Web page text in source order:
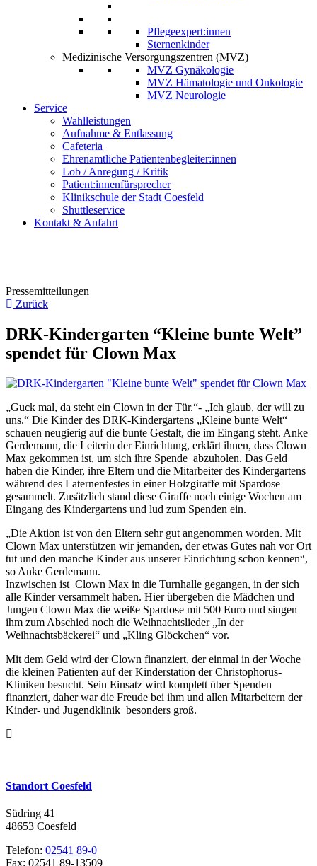
Pflegeexpert:innen
Sternenkinder
Medizinische Versorgungszentren (MVZ)
MVZ Gynäkologie
MVZ Hämatologie und Onkologie
MVZ Neurologie
Service
Wahlleistungen
Aufnahme & Entlassung
Cafeteria
Ehrenamtliche Patientenbegleiter:innen
Lob / Anregung / Kritik
Patient:innenfürsprecher
Klinikschule der Stadt Coesfeld
Shuttleservice
Kontakt & Anfahrt
Pressemitteilungen
Zurück
DRK-Kindergarten “Kleine bunte Welt”
spendet für Clown Max
„Guck mal, da steht ein Clown in der Tür.“- „Ich glaub, der will zu
uns.“ Die Kinder des DRK-Kindergartens „Kleine bunte Welt“
schauen neugierig auf die bunte Gestalt, die im Eingang steht. Anke
Gerdemann, die Leiterin der Einrichtung, erklärt ihnen, dass Clown
Max gekommen ist, um sich ihre Spende abzuholen. Das Geld
haben die Kinder, ihre Eltern und die Mitarbeiter des Kindergartens
während des Laternenfestes in einer Holzgiraffe mit Spardose
gesammelt. Zusätzlich stand diese Giraffe noch einige Wochen am
Eingang des Kindergartens und lud zum Spenden ein.
„Die Aktion ist von den Eltern sehr gut angenommen worden. Mit
Clown Max unterstützen wir jemanden, der etwas Gutes nah vor Ort
tut und den manche Kinder aus unserer Einrichtung schon kennen“,
so Anke Gerdemann.
Inzwischen ist Clown Max in die Turnhalle gegangen, in der sich
alle Kinder versammelt haben. Hier übergeben die Mädchen und
Jungen Clown Max die weiße Spardose mit 500 Euro und singen
ihm zum Abschied noch die Weihnachtslieder „In der
Weihnachtsbäckerei“ und „Kling Glöckchen“ vor.
Mit dem Geld wird der Clown finanziert, der einmal in der Woche
die kleinen Patienten auf der Kinderstation der Christophorus-
Kliniken besucht. Sein Einsatz wird komplett über Spenden
finanziert, daher war die Freude bei ihm und allen Mitarbeitern der
Kinder- und Jugendklinik besonders groß.
Standort Coesfeld
Südring 41
48653 Coesfeld
Telefon: 02541 89-0
Fax: 02541 89-13509